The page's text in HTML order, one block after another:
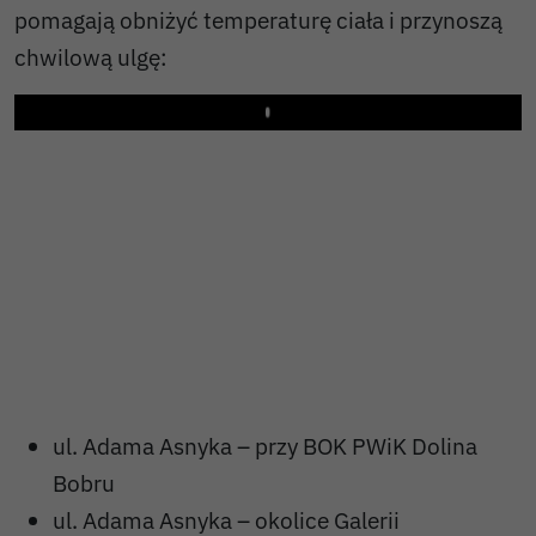
pomagają obniżyć temperaturę ciała i przynoszą
chwilową ulgę:
Play
ul. Adama Asnyka – przy BOK PWiK Dolina
Bobru
ul. Adama Asnyka – okolice Galerii